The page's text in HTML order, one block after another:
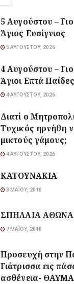
5 Αυγούστου –
Άγιος Ευσίγνιος
5 ΑΥΓΟΎΣΤΟΥ, 2026
4 Αυγούστου –
Άγιοι Επτά
4 ΑΥΓΟΎΣΤΟΥ, 2026
Διατί ο
Τυχικός ηρνήθη
μικτούς γάμους;
4 ΑΥΓΟΎΣΤΟΥ, 2026
ΚΑΤΟΥΝΑΚΙΑ
3 ΜΑΪ́ΟΥ, 2010
ΣΠΗΛΑΙΑ ΑΘΩΝΑ
7 ΜΑΪ́ΟΥ, 2010
Προσευχή στην
Γιάτρισσα εις
ασθένεια-